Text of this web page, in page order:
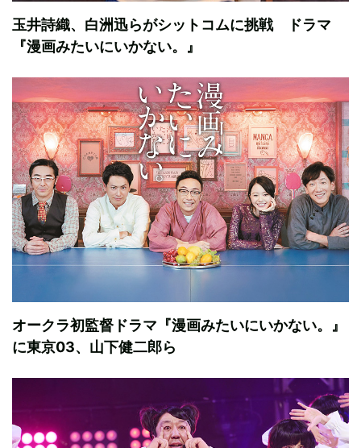
玉井詩織、白洲迅らがシットコムに挑戦 ドラマ
『漫画みたいにいかない。』
オークラ初監督ドラマ『漫画みたいにいかない。』
に東京03、山下健二郎ら